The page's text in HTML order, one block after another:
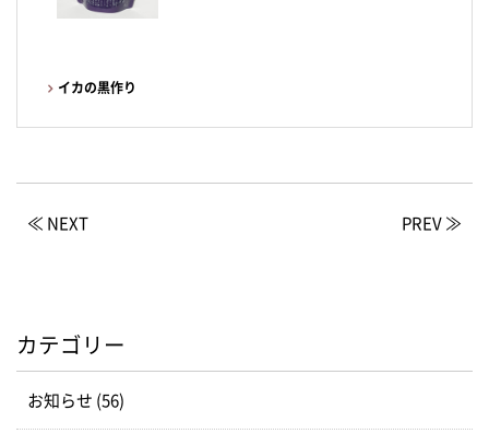
イカの黒作り
≪ NEXT PREV ≫
カテゴリー
お知らせ (56)